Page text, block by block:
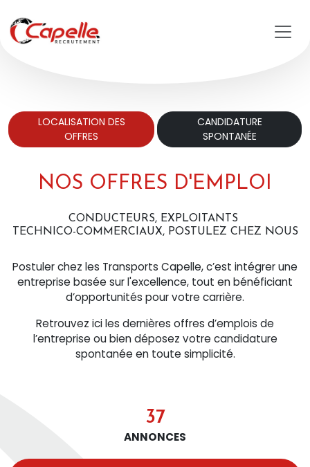
37
ANNONCES
NOS OFFRES D'EMPLOI
LOCALISATION DES
OFFRES
CANDIDATURE
SPONTANÉE
CONDUCTEURS, EXPLOITANTS
TECHNICO-COMMERCIAUX, POSTULEZ CHEZ NOUS
Postuler chez les Transports Capelle, c’est intégrer une
entreprise basée sur l'excellence, tout en bénéficiant
d’opportunités pour votre carrière.
Retrouvez ici les dernières offres d’emplois de
l’entreprise ou bien déposez votre candidature
spontanée en toute simplicité.